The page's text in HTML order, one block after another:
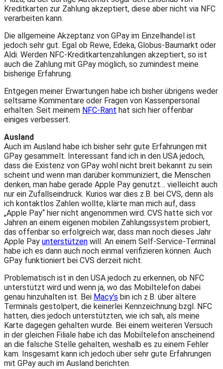
Kreditkarten zur Zahlung akzeptiert, diese aber nicht via NFC
verarbeiten kann.
Die allgemeine Akzeptanz von GPay im Einzelhandel ist
jedoch sehr gut. Egal ob Rewe, Edeka, Globus-Baumarkt oder
Aldi. Werden NFC-Kreditkartenzahlungen akzeptiert, so ist
auch die Zahlung mit GPay möglich, so zumindest meine
bisherige Erfahrung.
Entgegen meiner Erwartungen habe ich bisher übrigens weder
seltsame Kommentare oder Fragen von Kassenpersonal
erhalten. Seit meinem NFC-Rant hat sich hier offenbar
einiges verbessert.
Ausland
Auch im Ausland habe ich bisher sehr gute Erfahrungen mit
GPay gesammelt. Interessant fand ich in den USA jedoch,
dass die Existenz von GPay wohl nicht breit bekannt zu sein
scheint und wenn man darüber kommuniziert, die Menschen
denken, man habe gerade Apple Pay genutzt… vielleicht auch
nur ein Zufallseindruck. Kurios war dies z.B. bei CVS, denn als
ich kontaktlos Zahlen wollte, klärte man mich auf, dass
„Apple Pay“ hier nicht angenommen wird. CVS hatte sich vor
Jahren an einem eigenen mobilen Zahlungssystem probiert,
das offenbar so erfolgreich war, dass man noch dieses Jahr
Apple Pay unterstützen will. An einem Self-Service-Terminal
habe ich es dann auch noch einmal verifizieren können: Auch
GPay funktioniert bei CVS derzeit nicht.
Problematisch ist in den USA jedoch zu erkennen, ob NFC
unterstützt wird und wenn ja, wo das Mobiltelefon dabei
genau hinzuhalten ist. Bei Macy’s bin ich z.B. über ältere
Terminals gestolpert, die keinerlei Kennzeichnung bzgl. NFC
hatten, dies jedoch unterstützten, wie ich sah, als meine
Karte dagegen gehalten wurde. Bei einem weiteren Versuch
in der gleichen Filiale habe ich das Mobiltelefon anscheinend
an die falsche Stelle gehalten, weshalb es zu einem Fehler
kam. Insgesamt kann ich jedoch über sehr gute Erfahrungen
mit GPay auch im Ausland berichten.